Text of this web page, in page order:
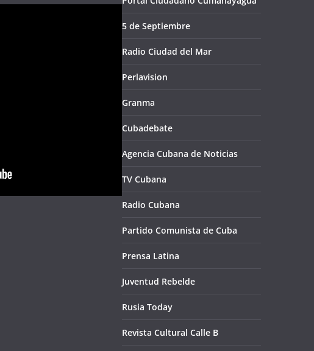
5 de Septiembre
Radio Ciudad del Mar
Perlavision
Granma
Cubadebate
Agencia Cubana de Noticias
TV Cubana
Radio Cubana
Partido Comunista de Cuba
Prensa Latina
Juventud Rebelde
Rusia Today
Revista Cultural Calle B